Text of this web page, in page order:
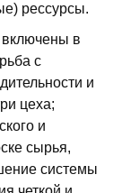
рессурсы.
в
с
и
цеха;
и
сырья,
системы